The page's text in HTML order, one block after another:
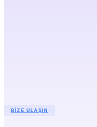
BIZE ULAŞIN